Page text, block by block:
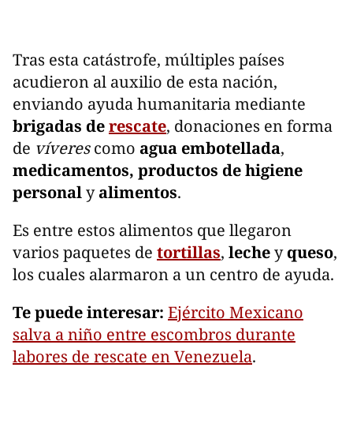
Tras esta catástrofe, múltiples países
acudieron al auxilio de esta nación,
enviando ayuda humanitaria mediante
brigadas derescate, donaciones en forma
de víverescomo agua embotellada,
medicamentos, productos de higiene
personalyalimentos.
Es entre estos alimentos que llegaron
varios paquetes de tortillas, lecheyqueso,
los cuales alarmaron a un centro de ayuda.
Te puede interesar: Ejército Mexicano
salva a niño entre escombros durante
labores de rescate en Venezuela.